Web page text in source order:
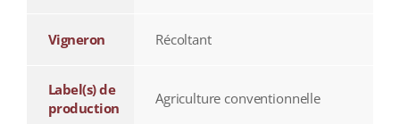
Vigneron Récoltant
Label(s) de
production
Agriculture conventionnelle